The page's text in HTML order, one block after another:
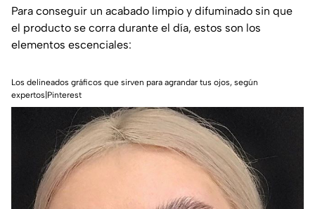
Para conseguir un acabado limpio y difuminado sin que
el producto se corra durante el día, estos son los
elementos escenciales:
Los delineados gráficos que sirven para agrandar tus ojos, según
expertos|Pinterest